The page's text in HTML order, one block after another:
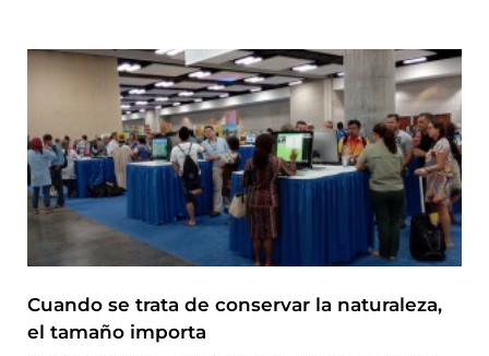
Cuando se trata de conservar la naturaleza,
el tamaño importa